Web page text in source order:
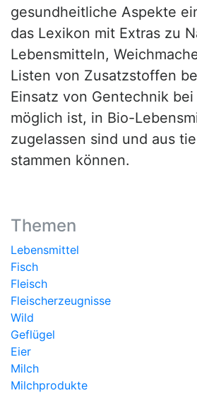
gesundheitliche Aspekte
das Lexikon mit Extras zu
Lebensmitteln,
Listen von Zusatzstoffen
Einsatz von Gentechnik
möglich ist, in Bio-
zugelassen sind und aus
stammen können.
Themen
Lebensmittel
Fisch
Fleisch
Fleischerzeugnisse
Wild
Geflügel
Eier
Milch
Milchprodukte